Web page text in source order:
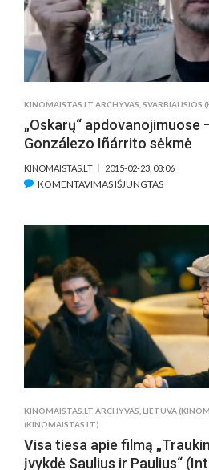
KINOMAISTAS.LT ARCHYVAS SVARBIAUSIOS
„Oskarų“ apdovanojimuose
Gonzálezo Iñárrito sėkmė
KINOMAISTAS.LT 2015-02-23, 08:06
KOMENTAVIMAS IŠJUNGTASĮRAŠE
IÑÁRRITO
SĖKMĖ
KINOMAISTAS.LT ARCHYVAS LIETUVA
(KINOMAISTAS.LT)
Visa tiesa apie filmą
įvykdė Saulius ir Paulius“